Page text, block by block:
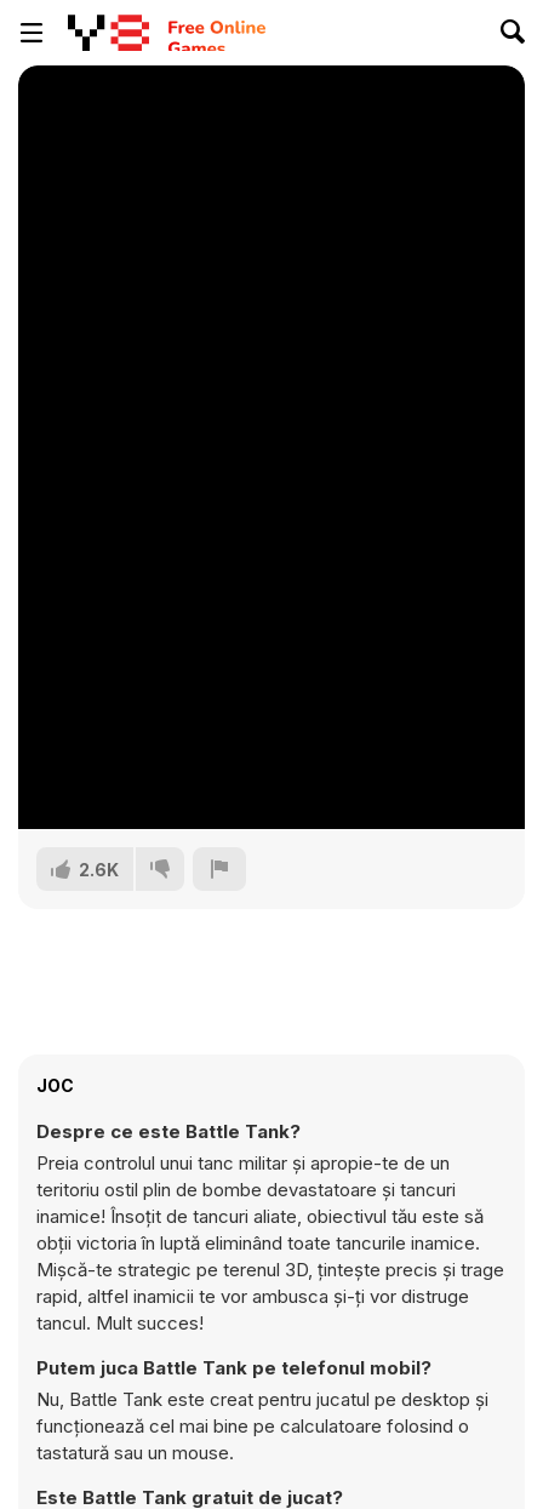
2.6K
JOC
Despre ce este Battle Tank?
Preia controlul unui tanc militar și apropie-te de un
teritoriu ostil plin de bombe devastatoare și tancuri
inamice! Însoțit de tancuri aliate, obiectivul tău este să
obții victoria în luptă eliminând toate tancurile inamice.
Mișcă-te strategic pe terenul 3D, țintește precis și trage
rapid, altfel inamicii te vor ambusca și-ți vor distruge
tancul. Mult succes!
Putem juca Battle Tank pe telefonul mobil?
Nu, Battle Tank este creat pentru jucatul pe desktop și
funcționează cel mai bine pe calculatoare folosind o
tastatură sau un mouse.
Este Battle Tank gratuit de jucat?